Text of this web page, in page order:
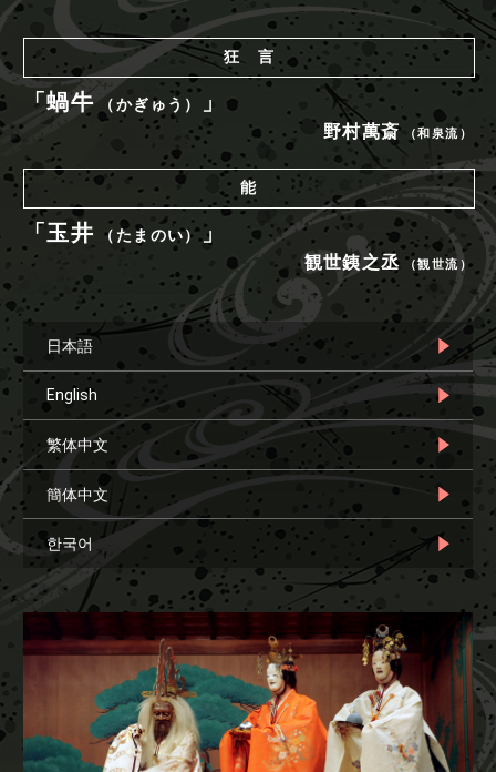
狂 言
「蝸牛 （かぎゅう） 」
野村萬斎 （和泉流）
能
「玉井 （たまのい）」
観世銕之丞 （観世流）
日本語
English
繁体中文
簡体中文
한국어